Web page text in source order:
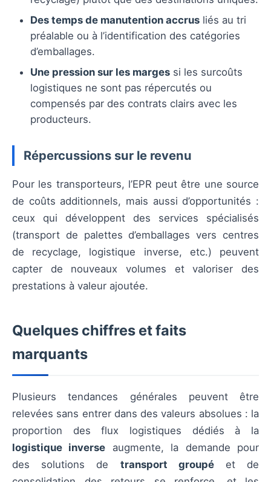
Des temps de manutention accrus liés au tri
préalable ou à l’identification des catégories
d’emballages.
Une pression sur les marges si les surcoûts
logistiques ne sont pas répercutés ou
compensés par des contrats clairs avec les
producteurs.
Répercussions sur le revenu
Pour les transporteurs, l’EPR peut être une source
de coûts additionnels, mais aussi d’opportunités :
ceux qui développent des services spécialisés
(transport de palettes d’emballages vers centres
de recyclage, logistique inverse, etc.) peuvent
capter de nouveaux volumes et valoriser des
prestations à valeur ajoutée.
Quelques chiffres et faits
marquants
Plusieurs tendances générales peuvent être
relevées sans entrer dans des valeurs absolues : la
proportion des flux logistiques dédiés à la
logistique inverse augmente, la demande pour
des solutions de transport groupéet de